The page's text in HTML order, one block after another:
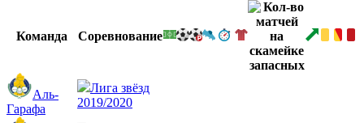
Команда Соревнование
Аль-
Гарафа
Лига звёзд
2019/2020